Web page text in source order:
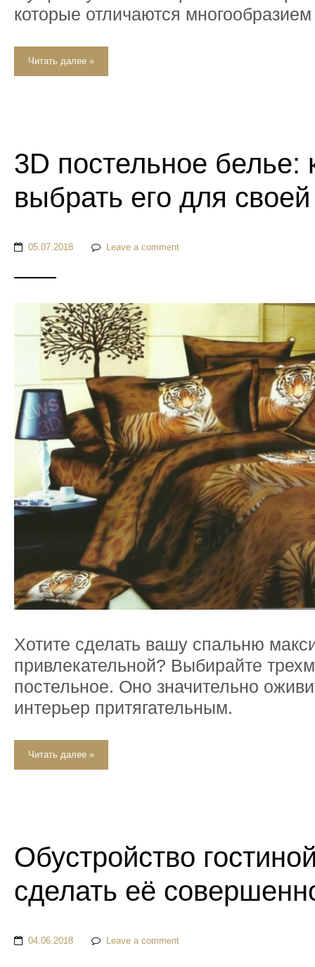
которые отличаются многообразием
Читать далее »
3D постельное белье:
выбрать его для
05.07.2018 Leave a comment
Хотите сделать вашу спальню
привлекательной? Выбирайте
постельное. Оно значительно
интерьер притягательным.
Читать далее »
Обустройство
сделать её
04.06.2018 Leave a comment